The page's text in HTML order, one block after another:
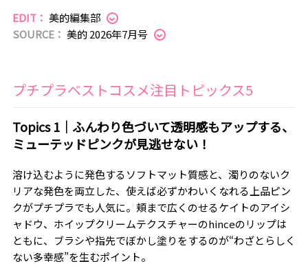
EDIT： 美的編集部
SOURCE： 美的 2026年7月号
プチプラベストコスメ注目トピックス5
Topics 1｜ふんわり色づいて透明感もアップする、
ミューテッドピンクが見逃せない！
溶け込むように発色するソフトマット質感と、濁りのないク
リアな発色を両立した、使えば必ずかわいくなれる上品ピン
クがプチプラでも人気に。頬まで広くのせるケイトのアイシ
ャドウ、ホイップクリームテクスチャーのhinceのリップは
ともに、ブラシや指先でぼかし塗りをするのが“わざとらしく
ない多幸感”を生むポイント。